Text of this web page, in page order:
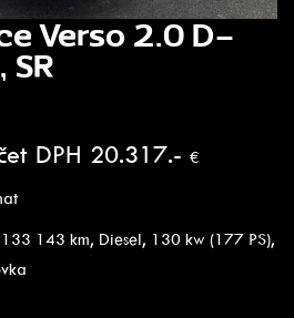
Verso 2.0 D-
DPH 20.317.- €
143 km, Diesel, 130 kw (177 PS),